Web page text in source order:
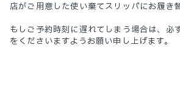
店がご用意した使い棄てスリッパにお履き
もしご予約時刻に遅れてしまう場合は、必
をくださいますようお願い申し上げます。